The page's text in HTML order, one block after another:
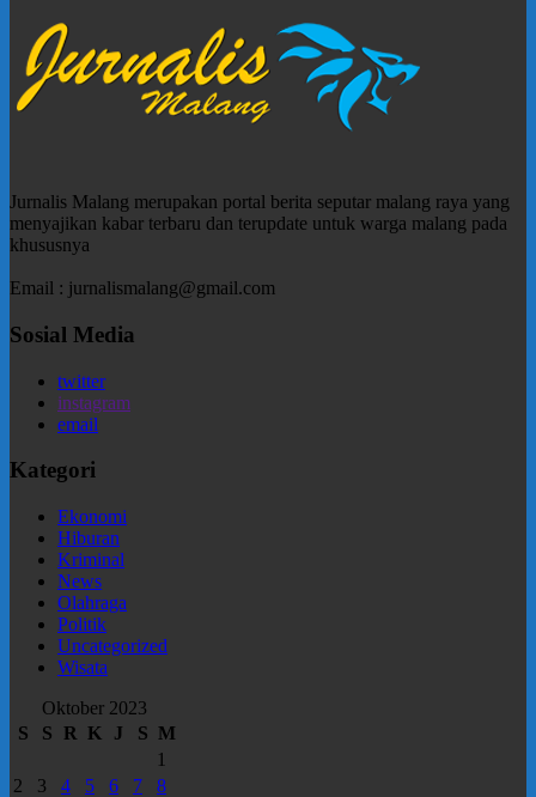
Jurnalis Malang merupakan portal berita seputar malang raya yang
menyajikan kabar terbaru dan terupdate untuk warga malang pada
khususnya
Email : jurnalismalang@gmail.com
Sosial Media
twitter
instagram
email
Kategori
Ekonomi
Hiburan
Kriminal
News
Olahraga
Politik
Uncategorized
Wisata
Oktober 2023
S
S R K J S M
1
2
3 4 5 6 7 8